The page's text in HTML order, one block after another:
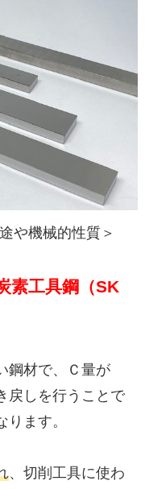
や機械的性質＞
素工具鋼（SK
鋼材で、Ｃ量が
戻しを行うことで
ます。
、切削工具に使わ